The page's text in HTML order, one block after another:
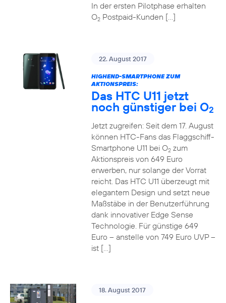
In der ersten Pilotphase erhalten
O2Postpaid-Kunden […]
22. August 2017
HIGHEND-SMARTPHONE ZUM
AKTIONSPREIS:
Das HTC U11 jetzt
noch günstiger bei O2
Jetzt zugreifen: Seit dem 17. August
können HTC-Fans das Flaggschiff-
Smartphone U11 bei O2zum
Aktionspreis von 649 Euro
erwerben, nur solange der Vorrat
reicht. Das HTC U11 überzeugt mit
elegantem Design und setzt neue
Maßstäbe in der Benutzerführung
dank innovativer Edge Sense
Technologie. Für günstige 649
Euro – anstelle von 749 Euro UVP –
ist […]
18. August 2017